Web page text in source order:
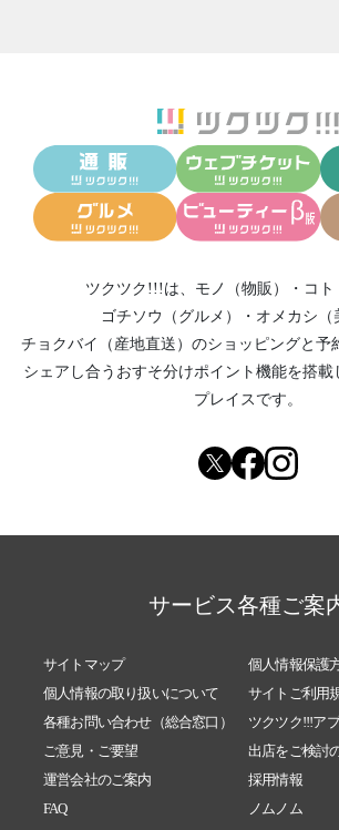
ツクツク!!!は、 モノ（物販） ・ コト
ゴチソウ（グルメ）
・ オメカシ（
チョクバイ（産地直送） のショッピングと予
シェアし合う おすそ分けポイント機能を搭載
プレイスです。
サービス各種ご案
サイトマップ
個人情報保護
個人情報の取り扱いについて
サイトご利用
各種お問い合わせ（総合窓口）
ツクツク!!!ア
ご意見・ご要望
出店をご検討
運営会社のご案内
採用情報
FAQ
ノムノム